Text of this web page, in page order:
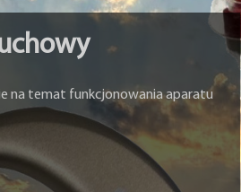
na temat funkcjonowania aparatu